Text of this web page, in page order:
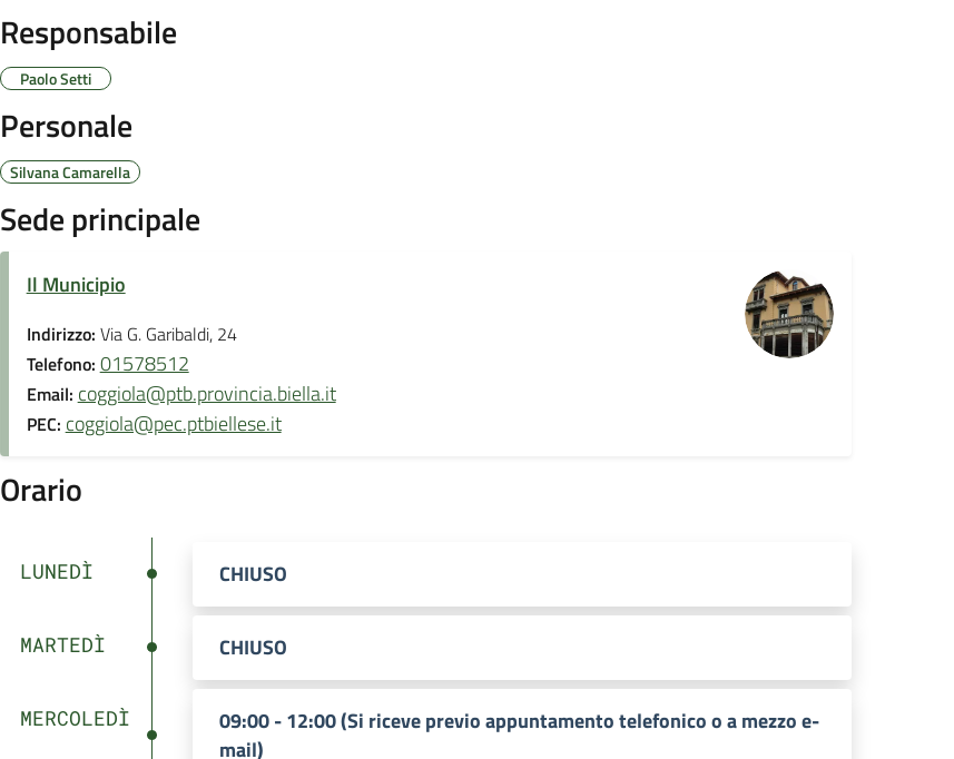
Responsabile
Paolo Setti
Personale
Silvana Camarella
Sede principale
Il Municipio
Indirizzo: Via G. Garibaldi, 24
Telefono: 01578512
Email: coggiola@ptb.provincia.biella.it
PEC: coggiola@pec.ptbiellese.it
Orario
LUNEDÌ CHIUSO
MARTEDÌ CHIUSO
MERCOLEDÌ
09:00 - 12:00 (Si riceve previo appuntamento telefonico o a mezzo e-
mail)